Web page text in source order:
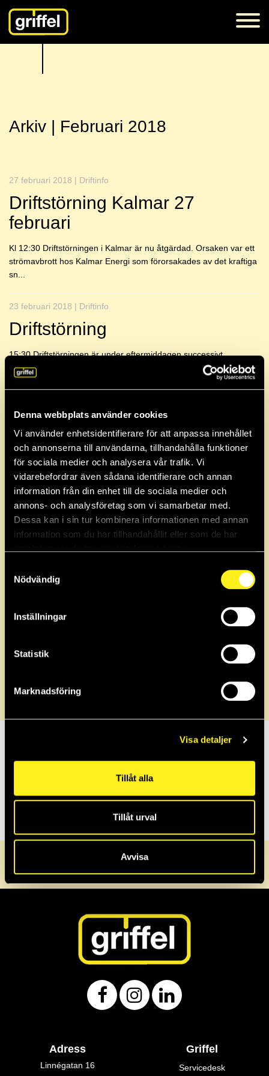
Denna webbplats använder cookies
Vi använder enhetsidentifierare för att anpassa innehållet
och annonserna till användarna, tillhandahålla funktioner
för sociala medier och analysera vår trafik. Vi
vidarebefordrar även sådana identifierare och annan
information från din enhet till de sociala medier och
annons- och analysföretag som vi samarbetar med.
Dessa kan i sin tur kombinera informationen med annan
information som du har tillhandahållit eller som de har
Nödvändig
Inställningar
Statistik
Marknadsföring
Visa detaljer
Tillåt alla
Tillåt urval
Avvisa
Arkiv | Februari 2018
27 februari 2018 | Driftinfo
Driftstörning Kalmar 27
februari
Kl 12:30 Driftstörningen i Kalmar är nu åtgärdad. Orsaken var ett
strömavbrott hos Kalmar Energi som förorsakades av det kraftiga
sn...
23 februari 2018 | Driftinfo
Driftstörning
15:30 Driftstörningen är under eftermiddagen successivt
åtgärdad och löst, men man kan fortfarande uppleva mindre
problem som exempelvis ...
Arkiv
2026
2025
2024
2023
2022
2021
2020
Adress
Linnégatan 16
Griffel
Servicedesk